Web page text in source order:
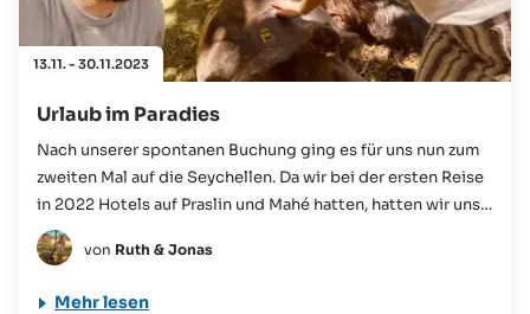
13.11. - 30.11.2023
Urlaub im Paradies
Nach unserer spontanen Buchung ging es für uns nun zum
zweiten Mal auf die Seychellen. Da wir bei der ersten Reise
in 2022 Hotels auf Praslin und Mahé hatten, hatten wir uns
dieses Jahr dazu entschlossen noch einen kleinen
Zwischenstopp auf der Insel Cerf einzulegen...
von Ruth & Jonas
Mehr lesen